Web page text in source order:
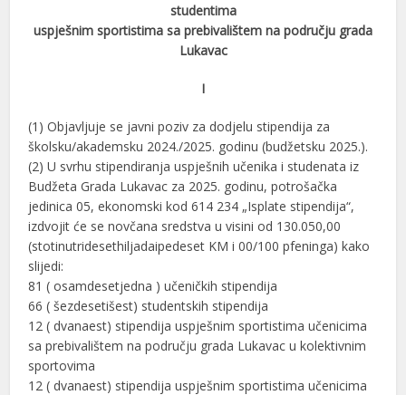
studentima
uspješnim sportistima sa prebivalištem na području grada
Lukavac
I
(1) Objavljuje se javni poziv za dodjelu stipendija za
školsku/akademsku 2024./2025. godinu (budžetsku 2025.).
(2) U svrhu stipendiranja uspješnih učenika i studenata iz
Budžeta Grada Lukavac za 2025. godinu, potrošačka
jedinica 05, ekonomski kod 614 234 „Isplate stipendija“,
izdvojit će se novčana sredstva u visini od 130.050,00
(stotinutridesethiljadaipedeset KM i 00/100 pfeninga) kako
slijedi:
81 ( osamdesetjedna ) učeničkih stipendija
66 ( šezdesetišest) studentskih stipendija
12 ( dvanaest) stipendija uspješnim sportistima učenicima
sa prebivalištem na području grada Lukavac u kolektivnim
sportovima
12 ( dvanaest) stipendija uspješnim sportistima učenicima